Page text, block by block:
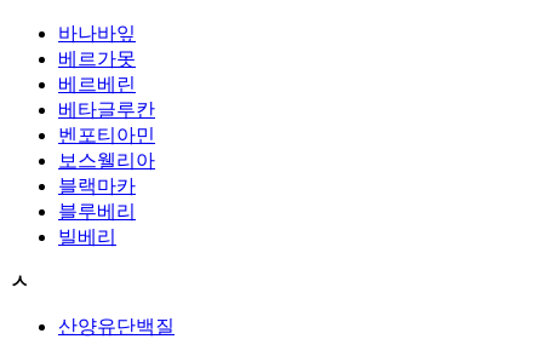
바나바잎
베르가못
베르베린
베타글루칸
벤포티아민
보스웰리아
블랙마카
블루베리
빌베리
ㅅ
산양유단백질